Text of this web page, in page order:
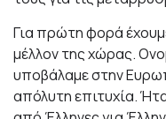
Για πρώτη φορά
μέλλον της χώρας.
υποβάλαμε στην
απόλυτη επιτυχία.